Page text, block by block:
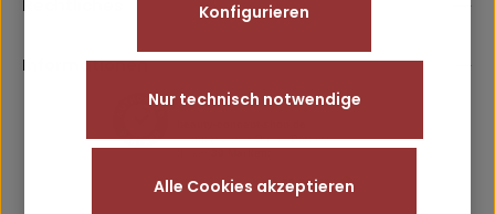
Rechtliches
Informationen
Nur technisch notwendige
Konfigurieren
Alle Cookies akzeptieren